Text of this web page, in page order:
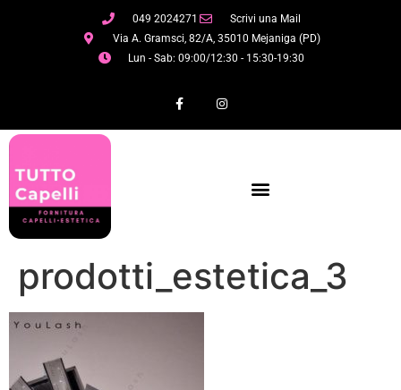
049 2024271
Scrivi una Mail
Via A. Gramsci, 82/A, 35010 Mejaniga (PD)
Lun - Sab: 09:00/12:30 - 15:30-19:30
prodotti_estetica_3